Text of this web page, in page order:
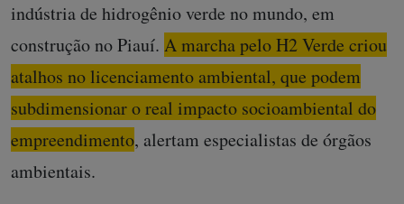
indústria de hidrogênio verde no mundo, em
construção no Piauí. A marcha pelo H2 Verde criou
atalhos no licenciamento ambiental, que podem
subdimensionar o real impacto socioambiental do
empreendimento, alertam especialistas de órgãos
ambientais.